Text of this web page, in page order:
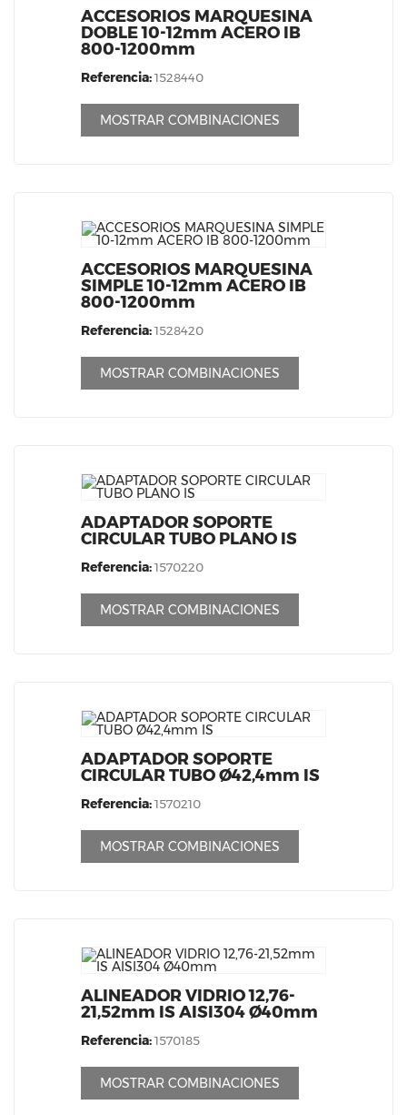
ACCESORIOS MARQUESINA
DOBLE 10-12mm ACERO IB
800-1200mm
Referencia:1528440
MOSTRAR COMBINACIONES
ACCESORIOS MARQUESINA
SIMPLE 10-12mm ACERO IB
800-1200mm
Referencia:1528420
MOSTRAR COMBINACIONES
ADAPTADOR SOPORTE
CIRCULAR TUBO PLANO IS
Referencia:1570220
MOSTRAR COMBINACIONES
ADAPTADOR SOPORTE
CIRCULAR TUBO Ø42,4mm IS
Referencia:1570210
MOSTRAR COMBINACIONES
ALINEADOR VIDRIO 12,76-
21,52mm IS AISI304 Ø40mm
Referencia:1570185
MOSTRAR COMBINACIONES